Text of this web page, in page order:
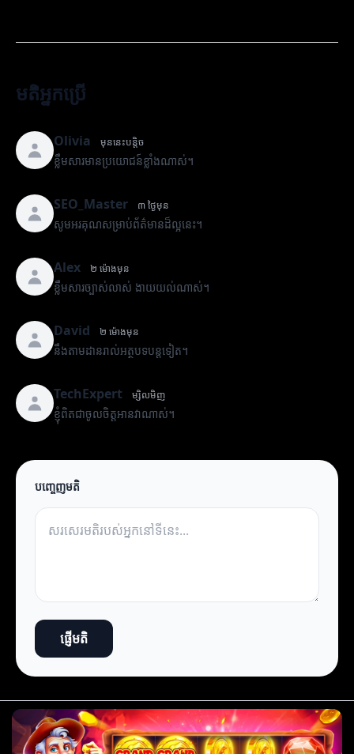
មតិអ្នកប្រើ
Olivia មុននេះបន្តិច
ខ្លឹមសារមានប្រយោជន៍ខ្លាំងណាស់។
SEO_Master ៣ ថ្ងៃមុន
សូមអរគុណសម្រាប់ព័ត៌មានដ៏ល្អនេះ។
Alex ២ ម៉ោងមុន
ខ្លឹមសារច្បាស់លាស់ ងាយយល់ណាស់។
David ២ ម៉ោងមុន
នឹងតាមដានរាល់អត្ថបទបន្តទៀត។
TechExpert ម្សិលមិញ
ខ្ញុំពិតជាចូលចិត្តអានវាណាស់។
បញ្ចេញមតិ
ផ្ញើមតិ